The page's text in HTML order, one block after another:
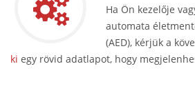
Ha Ön kezelője
automata
(AED), kérjük a
ki egy rövid adatlapot, hogy